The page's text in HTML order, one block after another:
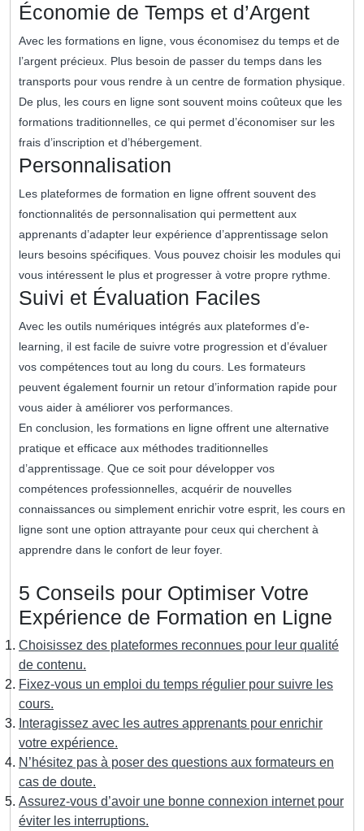
Économie de Temps et d’Argent
Avec les formations en ligne, vous économisez du temps et de
l’argent précieux. Plus besoin de passer du temps dans les
transports pour vous rendre à un centre de formation physique.
De plus, les cours en ligne sont souvent moins coûteux que les
formations traditionnelles, ce qui permet d’économiser sur les
frais d’inscription et d’hébergement.
Personnalisation
Les plateformes de formation en ligne offrent souvent des
fonctionnalités de personnalisation qui permettent aux
apprenants d’adapter leur expérience d’apprentissage selon
leurs besoins spécifiques. Vous pouvez choisir les modules qui
vous intéressent le plus et progresser à votre propre rythme.
Suivi et Évaluation Faciles
Avec les outils numériques intégrés aux plateformes d’e-
learning, il est facile de suivre votre progression et d’évaluer
vos compétences tout au long du cours. Les formateurs
peuvent également fournir un retour d’information rapide pour
vous aider à améliorer vos performances.
En conclusion, les formations en ligne offrent une alternative
pratique et efficace aux méthodes traditionnelles
d’apprentissage. Que ce soit pour développer vos
compétences professionnelles, acquérir de nouvelles
connaissances ou simplement enrichir votre esprit, les cours en
ligne sont une option attrayante pour ceux qui cherchent à
apprendre dans le confort de leur foyer.
5 Conseils pour Optimiser Votre
Expérience de Formation en Ligne
Choisissez des plateformes reconnues pour leur qualité
de contenu.
Fixez-vous un emploi du temps régulier pour suivre les
cours.
Interagissez avec les autres apprenants pour enrichir
votre expérience.
N’hésitez pas à poser des questions aux formateurs en
cas de doute.
Assurez-vous d’avoir une bonne connexion internet pour
éviter les interruptions.